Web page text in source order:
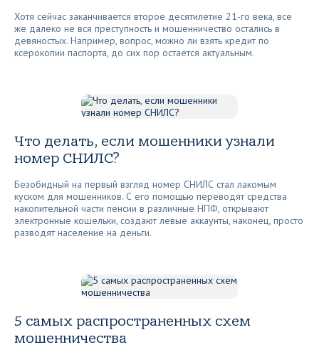
Хотя сейчас заканчивается второе десятилетие 21-го века, все
же далеко не вся преступность и мошенничество остались в
девяностых. Например, вопрос, можно ли взять кредит по
ксерокопии паспорта, до сих пор остается актуальным.
Что делать, если мошенники узнали
номер СНИЛС?
Безобидный на первый взгляд номер СНИЛС стал лакомым
куском для мошенников. С его помощью переводят средства
накопительной части пенсии в различные НПФ, открывают
электронные кошельки, создают левые аккаунты, наконец, просто
разводят население на деньги.
5 самых распространенных схем
мошенничества